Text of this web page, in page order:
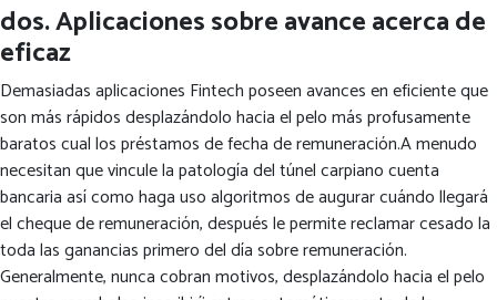
dos. Aplicaciones sobre avance acerca de
eficaz
Demasiadas aplicaciones Fintech poseen avances en eficiente que
son más rápidos desplazándolo hacia el pelo más profusamente
baratos cual los préstamos de fecha de remuneración.A menudo
necesitan que vincule la patologí­a del túnel carpiano cuenta
bancaria así­ como haga uso algoritmos de augurar cuándo llegará
el cheque de remuneración, después le permite reclamar cesado la
toda las ganancias primero del día sobre remuneración.
Generalmente, nunca cobran motivos, desplazándolo hacia el pelo